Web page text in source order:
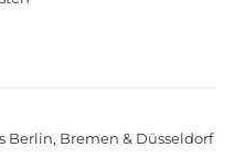
Berlin, Bremen & Düsseldorf